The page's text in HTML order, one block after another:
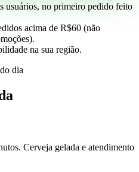
usuários, no primeiro pedido feito
acima de R$60 (não
na sua região.
dia
Cerveja gelada e atendimento